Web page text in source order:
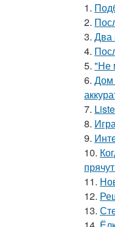
1.
2.
3. Два
4.
5. "Не
6. Дом
7.
8.
9.
10.
11.
12.
13.